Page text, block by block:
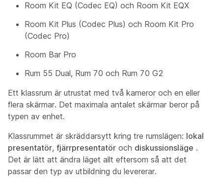
Room Kit EQ (Codec EQ) och Room Kit EQX
Room Kit Plus (Codec Plus) och Room Kit Pro
(Codec Pro)
Room Bar Pro
Rum 55 Dual, Rum 70 och Rum 70 G2
Ett klassrum är utrustat med två kameror och en eller
flera skärmar. Det maximala antalet skärmar beror på
typen av enhet.
Klassrummet är skräddarsytt kring tre rumslägen: lokal
presentatör, fjärrpresentatör och diskussionsläge .
Det är lätt att ändra läget allt eftersom så att det
passar den typ av utbildning du levererar.